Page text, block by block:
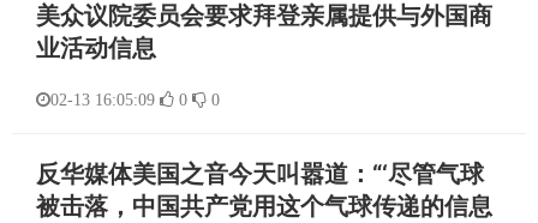
美众议院委员会要求拜登亲属提供与外国商
业活动信息
02-13 16:05:09 0 0
反华媒体美国之音今天叫嚣道：“‘尽管气球
被击落，中国共产党用这个气球传递的信息